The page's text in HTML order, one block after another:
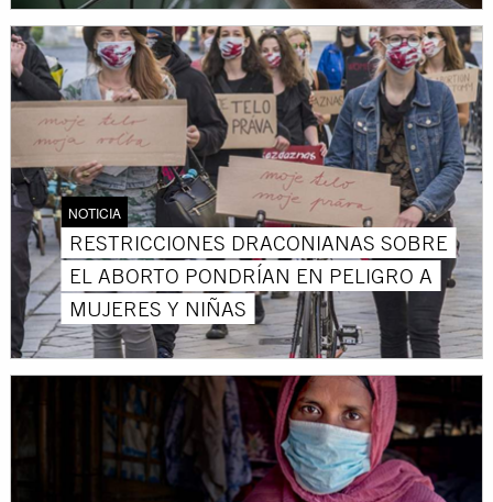
NOTICIA
RESTRICCIONES DRACONIANAS SOBRE
EL ABORTO PONDRÍAN EN PELIGRO A
MUJERES Y NIÑAS